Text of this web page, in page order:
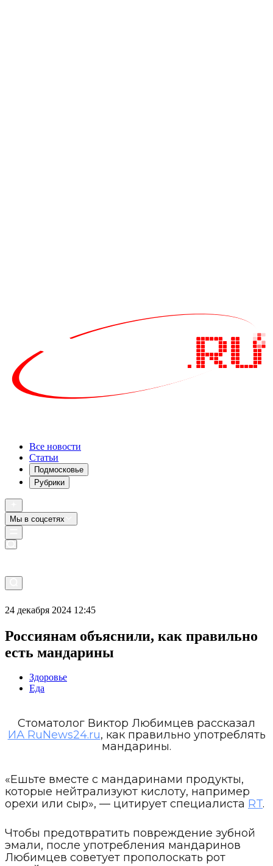
Все новости
Статьи
Подмосковье
Рубрики
Мы в соцсетях
24 декабря 2024 12:45
Россиянам объяснили, как правильно
есть мандарины
Здоровье
Еда
Стоматолог Виктор Любимцев рассказал
ИА RuNews24.ru, как правильно употреблять
мандарины.
«Ешьте вместе с мандаринами продукты,
которые нейтрализуют кислоту, например
орехи или сыр», — цитирует специалиста RT.
Чтобы предотвратить повреждение зубной
эмали, после употребления мандаринов
Любимцев советует прополоскать рот